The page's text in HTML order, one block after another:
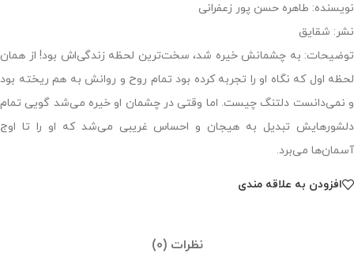
نویسنده: طاهره حسن پور زعفرانی
نشر: شقایق
توضیحات: به چشمانش خیره شد، سخت‌ترین لحظه زندگی‌اش بود! از همان
لحظه اول که نگاه او را تجربه کرده بود تمام روح و روانش به هم ریخته بود
و نمی‌دانست دلتنگ چیست. اما وقتی در چشمان او خیره می‌شد گویی تمام
دلشورهایش تبدیل به هیجان و احساس غریبی می‌شد که او را تا اوج
آسمان‌ها می‌برد.
افزودن به علاقه مندی
نظرات (0)